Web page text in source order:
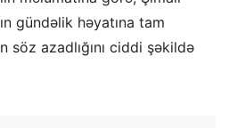
gündəlik həyatına tam
söz azadlığını ciddi şəkildə